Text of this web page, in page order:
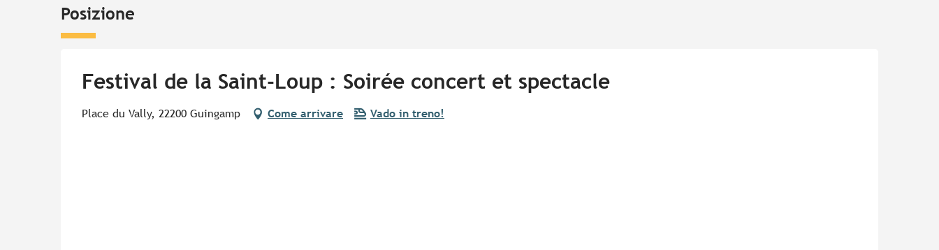
Posizione
Festival de la Saint-Loup : Soirée concert et spectacle
Place du Vally, 22200 Guingamp Come arrivare Vado in treno!